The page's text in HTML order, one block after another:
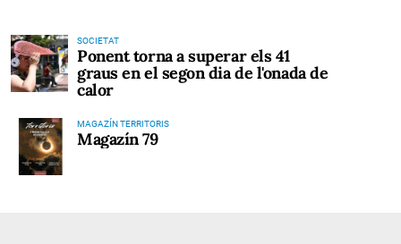
SOCIETAT
Ponent torna a superar els 41
graus en el segon dia de l'onada de
calor
MAGAZÍN TERRITORIS
Magazín 79